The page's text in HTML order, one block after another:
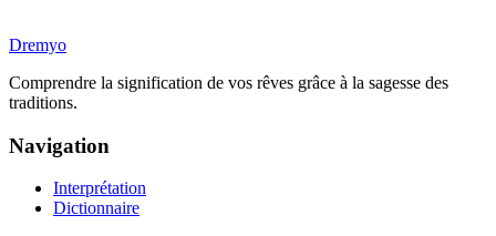
Dremyo
Comprendre la signification de vos rêves grâce à la sagesse des
traditions.
Navigation
Interprétation
Dictionnaire